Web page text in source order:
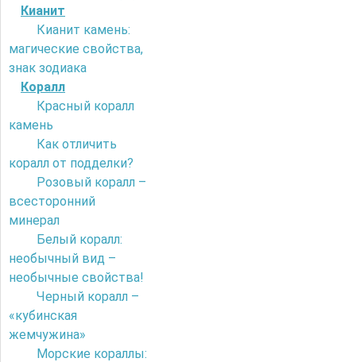
Кианит
Кианит камень:
магические свойства,
знак зодиака
Коралл
Красный коралл
камень
Как отличить
коралл от подделки?
Розовый коралл –
всесторонний
минерал
Белый коралл:
необычный вид –
необычные свойства!
Черный коралл –
«кубинская
жемчужина»
Морские кораллы: